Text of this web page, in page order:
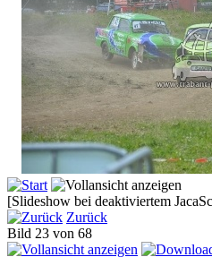
[Slideshow bei deaktiviertem
Zurück
Bild 23 von 68